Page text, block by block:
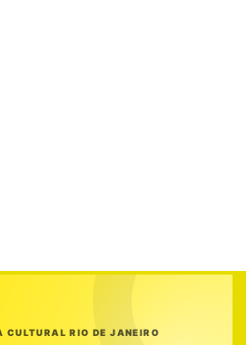
CULTURAL RIO DE JANEIRO